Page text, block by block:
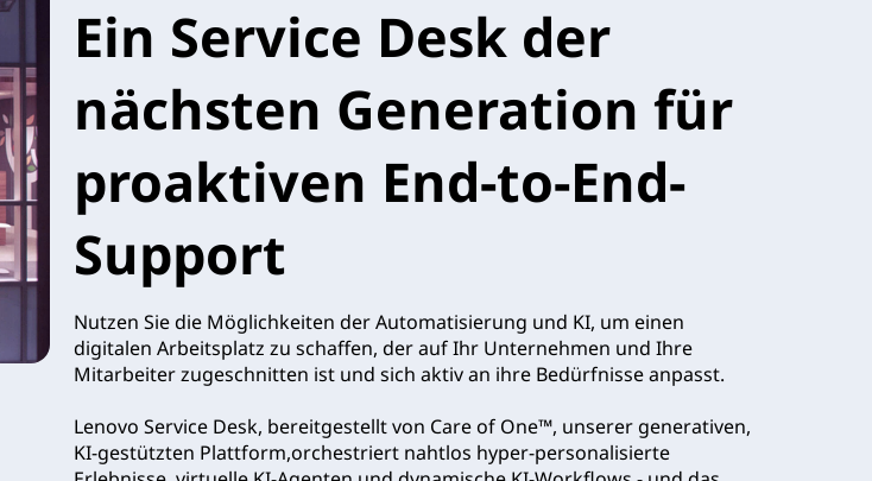
Ein Service Desk der
nächsten Generation für
proaktiven End-to-End-
Support
Nutzen Sie die Möglichkeiten der Automatisierung und KI, um einen
digitalen Arbeitsplatz zu schaffen, der auf Ihr Unternehmen und Ihre
Mitarbeiter zugeschnitten ist und sich aktiv an ihre Bedürfnisse anpasst.
Lenovo Service Desk, bereitgestellt von Care of One™, unserer generativen,
KI-gestützten Plattform,orchestriert nahtlos hyper-personalisierte